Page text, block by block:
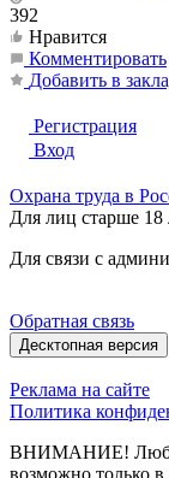
392
Нравится
Комментировать
Добавить в
Регистрация
Вход
Охрана труда в
Для лиц старше 18
Для связи с
Обратная связь
Десктопная версия
Реклама на сайте
Политика
ВНИМАНИЕ! Любое
возможно только